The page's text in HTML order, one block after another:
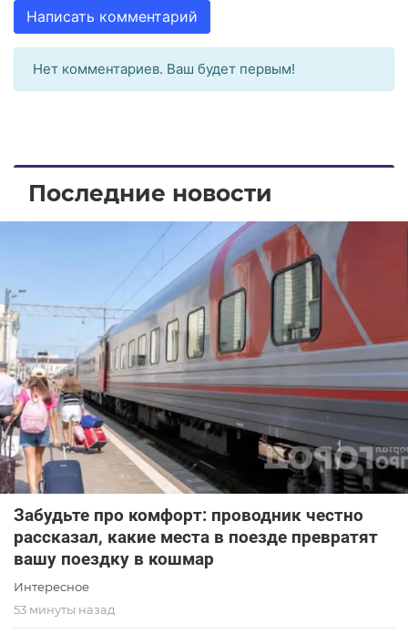
Написать комментарий
Нет комментариев. Ваш будет первым!
Последние новости
Забудьте про комфорт: проводник честно
рассказал, какие места в поезде превратят
вашу поездку в кошмар
Интересное
53 минуты назад